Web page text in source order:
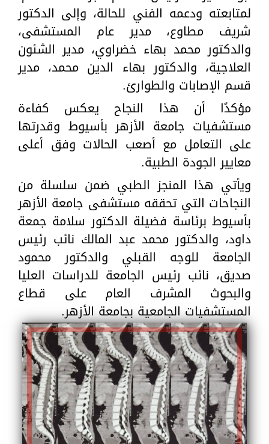
لمتابعته ودعمه الفني للحالة، وإلى الدكتور
شريف مطاوع، مدير عام المستشفى،
والدكتور محمد بهاء خضراوي، مدير الشئون
العلاجية، والدكتور بهاء الدين محمد، مدير
قسم الإصابات والطوارئ.
مؤكدًا أن هذا النجاح يعكس كفاءة
مستشفيات جامعة الأزهر بأسيوط وقدرتها
على التعامل مع أصعب الحالات وفق أعلى
معايير الجودة الطبية.
ويأتي هذا المنجز الطبي ضمن سلسلة من
النجاحات التي تحققه مستشفى جامعة الأزهر
بأسيوط برئاسة فضيلة الدكتور سلامة جمعة
داود، والدكتور محمد عبد المالك نائب رئيس
الجامعة للوجه القبلي والدكتور محمود
صديق، نائب رئيس الجامعة للدراسات العليا
والبحوث المشرف العام على قطاع
المستشفيات الجامعية بجامعة الأزهر.